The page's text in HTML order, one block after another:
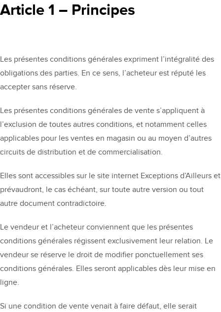
Article 1 – Principes
Les présentes conditions générales expriment l’intégralité des
obligations des parties. En ce sens, l’acheteur est réputé les
accepter sans réserve.
Les présentes conditions générales de vente s’appliquent à
l’exclusion de toutes autres conditions, et notamment celles
applicables pour les ventes en magasin ou au moyen d’autres
circuits de distribution et de commercialisation.
Elles sont accessibles sur le site internet Exceptions d’Ailleurs et
prévaudront, le cas échéant, sur toute autre version ou tout
autre document contradictoire.
Le vendeur et l’acheteur conviennent que les présentes
conditions générales régissent exclusivement leur relation. Le
vendeur se réserve le droit de modifier ponctuellement ses
conditions générales. Elles seront applicables dès leur mise en
ligne.
Si une condition de vente venait à faire défaut, elle serait